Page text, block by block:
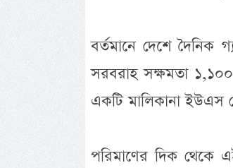
বর্তমানে দেশে দৈনিক
সরবরাহ সক্ষমতা ১,১০০
একটি মালিকানা ইউএস
পরিমাণের দিক থেকে